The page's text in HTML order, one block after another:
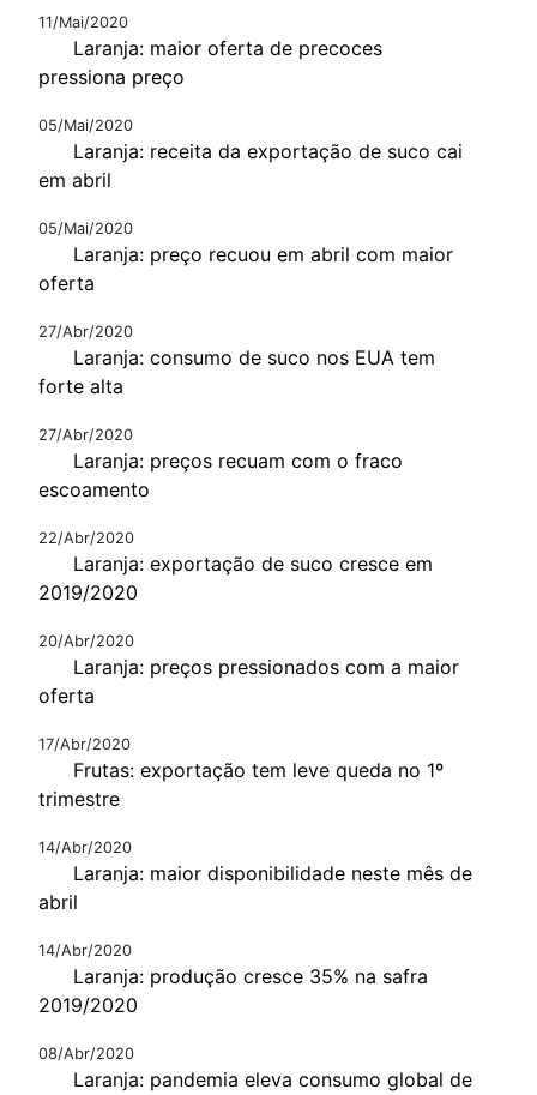
11/Mai/2020
Laranja: maior oferta de precoces
pressiona preço
05/Mai/2020
Laranja: receita da exportação de suco cai
em abril
05/Mai/2020
Laranja: preço recuou em abril com maior
oferta
27/Abr/2020
Laranja: consumo de suco nos EUA tem
forte alta
27/Abr/2020
Laranja: preços recuam com o fraco
escoamento
22/Abr/2020
Laranja: exportação de suco cresce em
2019/2020
20/Abr/2020
Laranja: preços pressionados com a maior
oferta
17/Abr/2020
Frutas: exportação tem leve queda no 1º
trimestre
14/Abr/2020
Laranja: maior disponibilidade neste mês de
abril
14/Abr/2020
Laranja: produção cresce 35% na safra
2019/2020
08/Abr/2020
Laranja: pandemia eleva consumo global de